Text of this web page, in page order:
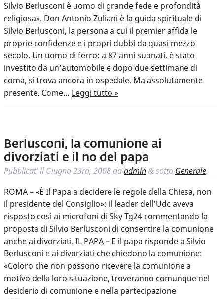
Silvio Berlusconi è uomo di grande fede e profondità
religiosa». Don Antonio Zuliani è la guida spirituale di
Silvio Berlusconi, la persona a cui il premier affida le
proprie confidenze e i propri dubbi da quasi mezzo
secolo. Un uomo di ferro: a 87 anni suonati, è stato
investito da un’automobile e dopo due settimane di
coma, si trova ancora in ospedale. Ma assolutamente
presente. Come… Leggi tutto »
Berlusconi, la comunione ai
divorziati e il no del papa
Pubblicati ilGiugno 23rd, 2008 daadmin & sotto Generale.
ROMA – «È Il Papa a decidere le regole della Chiesa, non
il presidente del Consiglio»: il leader dell’Udc aveva
risposto così ai microfoni di Sky Tg24 commentando la
proposta di Silvio Berlusconi di consentire la comunione
anche ai divorziati. IL PAPA – E il papa risponde a Silvio
Berlusconi e ai divorziati che chiedono la comunione:
«Coloro che non possono ricevere la comunione a
motivo della loro situazione, troveranno comunque nel
desiderio di comunione e nella partecipazione